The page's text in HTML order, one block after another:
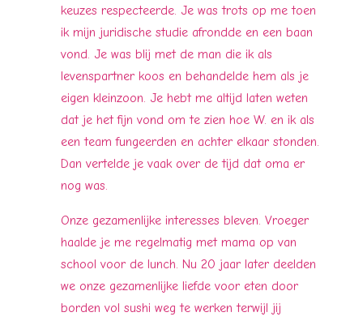
keuzes respecteerde. Je was trots op me toen
ik mijn juridische studie afrondde en een baan
vond. Je was blij met de man die ik als
levenspartner koos en behandelde hem als je
eigen kleinzoon. Je hebt me altijd laten weten
dat je het fijn vond om te zien hoe W. en ik als
een team fungeerden en achter elkaar stonden.
Dan vertelde je vaak over de tijd dat oma er
nog was.
Onze gezamenlijke interesses bleven. Vroeger
haalde je me regelmatig met mama op van
school voor de lunch. Nu 20 jaar later deelden
we onze gezamenlijke liefde voor eten door
borden vol sushi weg te werken terwijl jij